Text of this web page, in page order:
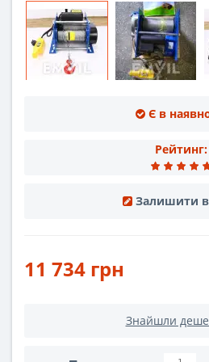
Є в
Рейтинг:
Залишити
11 734 грн
Знайшли